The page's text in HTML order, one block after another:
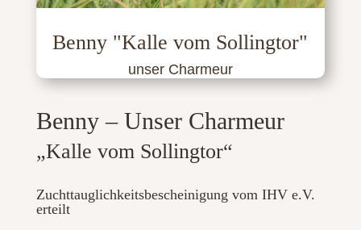
Benny "Kalle vom Sollingtor"
unser Charmeur
Benny – Unser Charmeur
„Kalle vom Sollingtor“
Zuchttauglichkeitsbescheinigung vom IHV e.V.
erteilt